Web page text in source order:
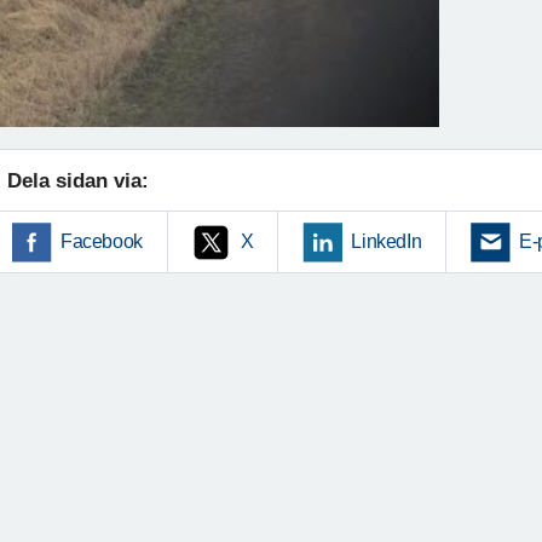
Dela sidan via:
Facebook X LinkedIn